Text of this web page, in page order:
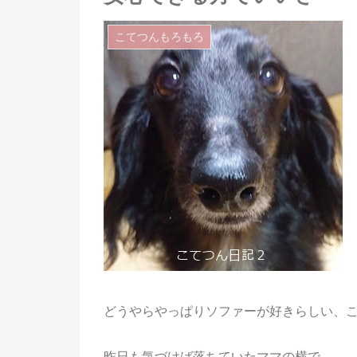
こてつんもろもろ
どうやらやっぱりソファーが好きらしい、こ